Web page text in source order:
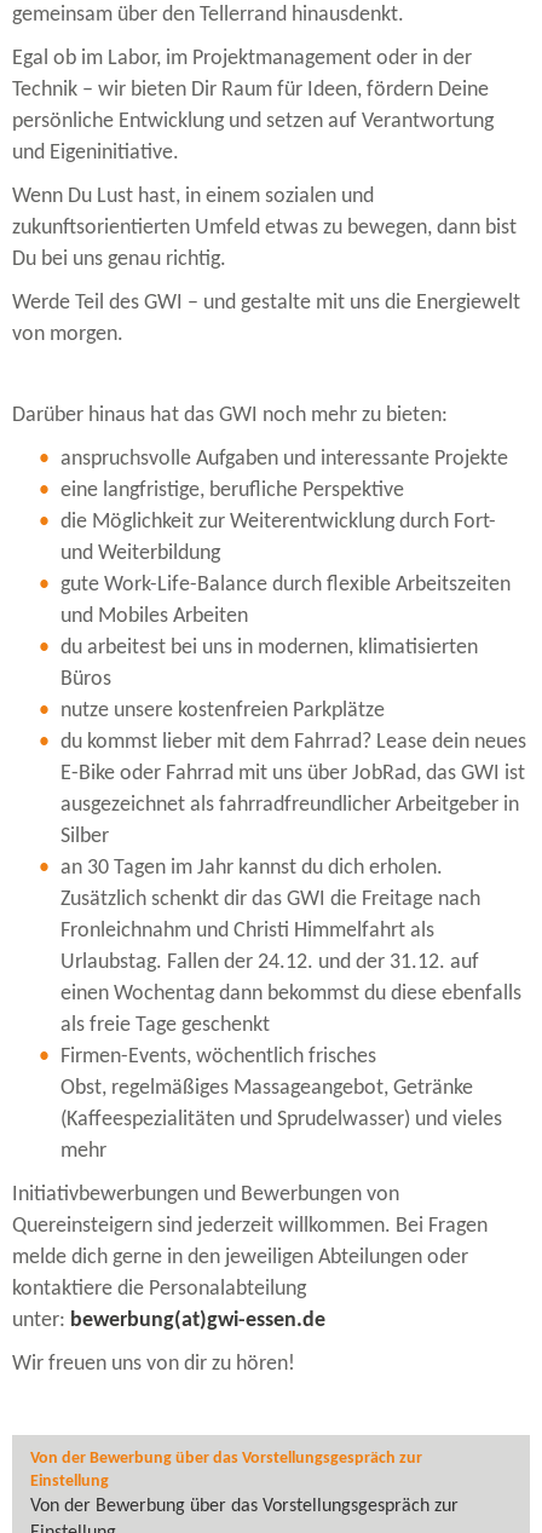
gemeinsam über den Tellerrand hinausdenkt.
Egal ob im Labor, im Projektmanagement oder in der
Technik – wir bieten Dir Raum für Ideen, fördern Deine
persönliche Entwicklung und setzen auf Verantwortung
und Eigeninitiative.
Wenn Du Lust hast, in einem sozialen und
zukunftsorientierten Umfeld etwas zu bewegen, dann bist
Du bei uns genau richtig.
Werde Teil des GWI – und gestalte mit uns die Energiewelt
von morgen.
Darüber hinaus hat das GWI noch mehr zu bieten:
anspruchsvolle Aufgaben und interessante Projekte
eine langfristige, berufliche Perspektive
die Möglichkeit zur Weiterentwicklung durch Fort-
und Weiterbildung
gute Work-​Life-Balance durch flexible Arbeitszeiten
und Mobiles Arbeiten
du arbeitest bei uns in modernen, klimatisierten
Büros
nutze unsere kostenfreien Parkplätze
du kommst lieber mit dem Fahrrad? Lease dein neues
E-​Bike oder Fahrrad mit uns über JobRad, das GWI ist
ausgezeichnet als fahrradfreundlicher Arbeitgeber in
Silber
an 30 Tagen im Jahr kannst du dich erholen.
Zusätzlich schenkt dir das GWI die Freitage nach
Fronleichnahm und Christi Himmelfahrt als
Urlaubstag. Fallen der 24.12. und der 31.12. auf
einen Wochentag dann bekommst du diese ebenfalls
als freie Tage geschenkt
Firmen-​Events, wöchentlich frisches
Obst, regelmäßiges Massageangebot, Getränke
(Kaffeespezialitäten und Sprudelwasser) und vieles
mehr
Initiativbewerbungen und Bewerbungen von
Quereinsteigern sind jederzeit willkommen. Bei Fragen
melde dich gerne in den jeweiligen Abteilungen oder
kontaktiere die Personalabteilung
unter: bewerbung(at)gwi-​essen.de
Wir freuen uns von dir zu hören!
Von der Bewerbung über das Vorstellungsgespräch zur
Einstellung
Von der Bewerbung über das Vorstellungsgespräch zur